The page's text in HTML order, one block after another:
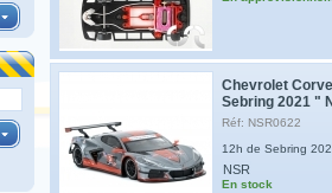
Chevrolet
Sebring 2021 "
Réf: NSR0622
12h de Sebring
NSR
En stock